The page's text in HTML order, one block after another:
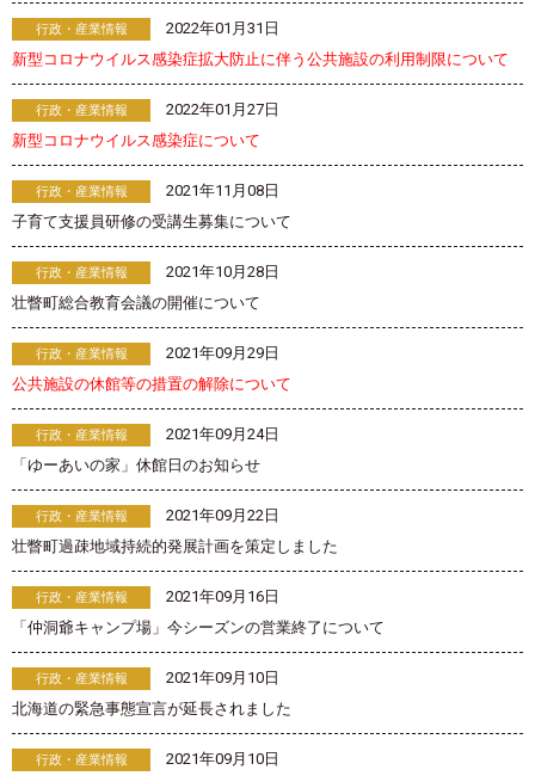
行政・産業情報
2022年01月31日
新型コロナウイルス感染症拡大防止に伴う公共施設の利用制限について
行政・産業情報
2022年01月27日
新型コロナウイルス感染症について
行政・産業情報
2021年11月08日
子育て支援員研修の受講生募集について
行政・産業情報
2021年10月28日
壮瞥町総合教育会議の開催について
行政・産業情報
2021年09月29日
公共施設の休館等の措置の解除について
行政・産業情報
2021年09月24日
「ゆーあいの家」休館日のお知らせ
行政・産業情報
2021年09月22日
壮瞥町過疎地域持続的発展計画を策定しました
行政・産業情報
2021年09月16日
「仲洞爺キャンプ場」今シーズンの営業終了について
行政・産業情報
2021年09月10日
北海道の緊急事態宣言が延長されました
行政・産業情報 2021年09月10日